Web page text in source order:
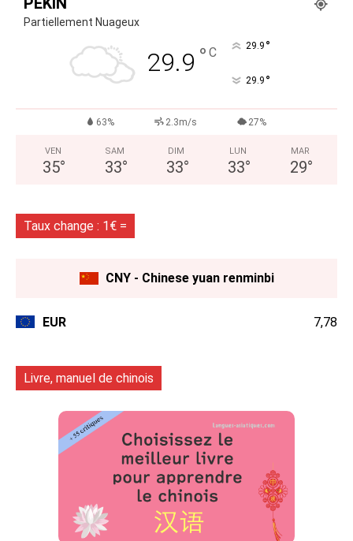
Partiellement Nuageux
29.9 ° C 29.9 °
29.9 °
63% 2.3m/s 27%
VEN
35°
SAM
33°
DIM
33°
LUN
33°
MAR
29°
Taux change : 1€ =
CNY - Chinese yuan renminbi
EUR 7,78
Livre, manuel de chinois